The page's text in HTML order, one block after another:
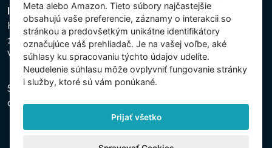
Intex Trading, s.r.o.
Hradecká 2526/3
130 00 Praha 3
Vinohrady - Česká republika
Spoločnosť je zapísaná na Mestskom súde v Prahe,
oddiel C, vložka 74759, IČO 26150808, DIČ CZ26150808.
Meta alebo Amazon. Tieto súbory najčastejšie
obsahujú vaše preferencie, záznamy o interakcii so
stránkou a predovšetkým unikátne identifikátory
označujúce váš prehliadač. Je na vašej voľbe, aké
súhlasy ku spracovaniu týchto údajov udelíte.
Neudelenie súhlasu mȏže ovplyvniť fungovanie stránky
i služby, ktoré sú vám ponúkané.
Prijať všetko